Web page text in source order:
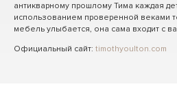
антикварному прошлому Тима каждая
использованием проверенной веками
мебель улыбается, она сама входит с
Официальный сайт: timothyoulton.com